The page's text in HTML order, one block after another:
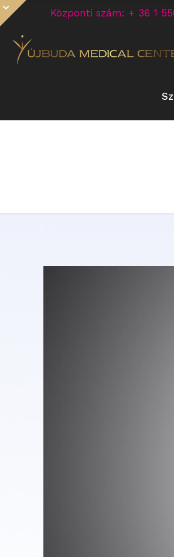
Központi szám: + 36 1